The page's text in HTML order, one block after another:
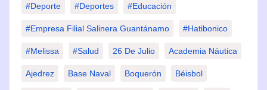
#Deporte #deportes #Educación
#Empresa Filial Salinera Guantánamo #Hatibonico
#Melissa #Salud 26 De Julio Academia Náutica
Ajedrez Base Naval Boquerón Béisbol